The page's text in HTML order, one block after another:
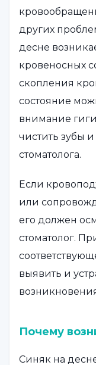
других
десне
кровеносных
скопления
состояние
внимание
чистить зубы
стоматолога.
Если
или
его должен
стоматолог.
выявить и
Почему
Синяк на